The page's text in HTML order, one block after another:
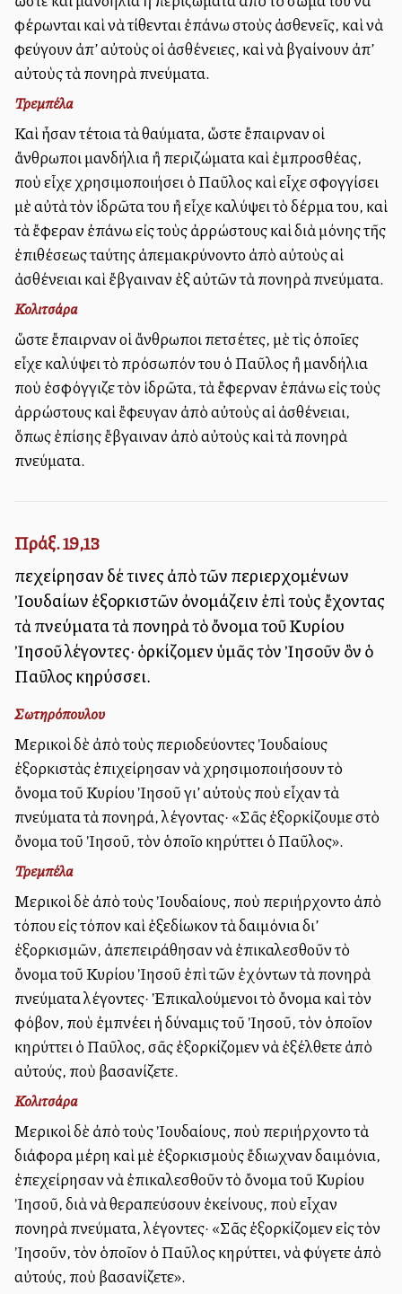
φέρωνται καὶ νὰ τίθενται ἐπάνω στοὺς ἀσθενεῖς, καὶ νὰ
φεύγουν ἀπ’ αὐτοὺς οἱ ἀσθένειες, καὶ νὰ βγαίνουν ἀπ’
αὐτοὺς τὰ πονηρὰ πνεύματα.
Τρεμπέλα
Καὶ ἦσαν τέτοια τὰ θαύματα, ὥστε ἔπαιρναν οἱ
ἄνθρωποι μανδήλια ἢ περιζώματα καὶ ἐμπροσθέλλας,
ποὺ εἶχε χρησιμοποιήσει ὁ Παῦλος καὶ εἶχε σφογγίσει
μὲ αὐτὰ τὸν ἱδρῶτα του ἢ εἶχε καλύψει τὸ δέρμα του, καὶ
τὰ ἔφεραν ἐπάνω εἰς τοὺς ἀρρώστους καὶ διὰ μόνης τῆς
ἐπιθέσεως ταύτης ἀπεμακρύνοντο ἀπὸ αὐτοὺς αἱ
ἀσθένειαι καὶ ἔβγαιναν ἐξ αὐτῶν τὰ πονηρὰ πνεύματα.
Κολιτσάρα
ὥστε ἔπαιρναν οἱ ἄνθρωποι πετσέτες, μὲ τὶς ὁποῖες
εἶχε καλύψει τὸ πρόσωπόν του ὁ Παῦλος ἢ μανδήλια
ποὺ ἐσφόγγιζε τὸν ἱδρῶτα, τὰ ἔφερναν ἐπάνω εἰς τοὺς
ἀρρώστους καὶ ἔφευγαν ἀπὸ αὐτοὺς αἱ ἀσθένειαι,
ὅπως ἐπίσης ἔβγαιναν ἀπὸ αὐτοὺς καὶ τὰ πονηρὰ
πνεύματα.
Πράξ. 19,13
Ἐπεχείρησαν δέ τινες ἀπὸ τῶν περιερχομένων
Ἰουδαίων ἐξορκιστῶν ὀνομάζειν ἐπὶ τοὺς ἔχοντας
τὰ πνεύματα τὰ πονηρὰ τὸ ὄνομα τοῦ Κυρίου
Ἰησοῦ λέγοντες· ὁρκίζομεν ὑμᾶς τὸν Ἰησοῦν ὃν ὁ
Παῦλος κηρύσσει.
Σωτηρόπουλου
Μερικοὶ δὲ ἀπὸ τοὺς περιοδεύοντες Ἰουδαίους
ἐξορκιστὰς ἐπιχείρησαν νὰ χρησιμοποιήσουν τὸ
ὄνομα τοῦ Κυρίου Ἰησοῦ γι’ αὐτοὺς ποὺ εἶχαν τὰ
πνεύματα τὰ πονηρά, λέγοντας· «Σᾶς ἐξορκίζουμε στὸ
ὄνομα τοῦ Ἰησοῦ, τὸν ὁποῖο κηρύττει ὁ Παῦλος».
Τρεμπέλα
Μερικοὶ δὲ ἀπὸ τοὺς Ἰουδαίους, ποὺ περιήρχοντο ἀπὸ
τόπου εἰς τόπον καὶ ἐξεδίωκον τὰ δαιμόνια δι’
ἐξορκισμῶν, ἀπεπειράθησαν νὰ ἐπικαλεσθοῦν τὸ
ὄνομα τοῦ Κυρίου Ἰησοῦ ἐπὶ τῶν ἐχόντων τὰ πονηρὰ
πνεύματα λέγοντες· Ἐπικαλούμενοι τὸ ὄνομα καὶ τὸν
φόβον, ποὺ ἐμπνέει ἡ δύναμις τοῦ Ἰησοῦ, τὸν ὁποῖον
κηρύττει ὁ Παῦλος, σᾶς ἐξορκίζομεν νὰ ἐξέλθετε ἀπὸ
αὐτούς, ποὺ βασανίζετε.
Κολιτσάρα
Μερικοὶ δὲ ἀπὸ τοὺς Ἰουδαίους, ποὺ περιήρχοντο τὰ
διάφορα μέρη καὶ μὲ ἐξορκισμοὺς ἔδιωχναν δαιμόνια,
ἐπεχείρησαν νὰ ἐπικαλεσθοῦν τὸ ὄνομα τοῦ Κυρίου
Ἰησοῦ, διὰ νὰ θεραπεύσουν ἐκείνους, ποὺ εἶχαν
πονηρὰ πνεύματα, λέγοντες· «Σᾶς ἐξορκίζομεν εἰς τὸν
Ἰησοῦν, τὸν ὁποῖον ὁ Παῦλος κηρύττει, νὰ φύγετε ἀπὸ
αὐτούς, ποὺ βασανίζετε».